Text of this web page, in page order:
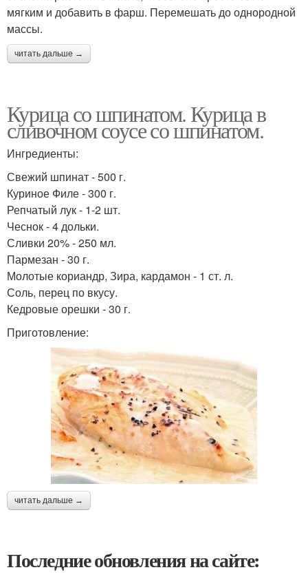
мягким и добавить в фарш. Перемешать до однородной
массы.
читать дальше →
Курица со шпинатом. Курица в
сливочном соусе со шпинатом.
Ингредиенты:
Свежий шпинат - 500 г.
Куриное Филе - 300 г.
Репчатый лук - 1-2 шт.
Чеснок - 4 дольки.
Сливки 20% - 250 мл.
Пармезан - 30 г.
Молотые кориандр, Зира, кардамон - 1 ст. л.
Соль, перец по вкусу.
Кедровые орешки - 30 г.
Приготовление:
читать дальше →
Последние обновления на сайте: